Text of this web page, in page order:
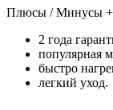
Плюсы / Минусы +
2 года
популярная
быстро
легкий уход.